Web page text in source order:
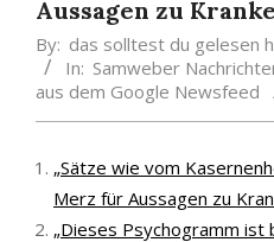
Aussagen zu
By: das solltest du gelesen
In: Samweber
aus dem Google Newsfeed
„Sätze wie vom
Merz für Aussagen zu
„Dieses Psychogramm ist